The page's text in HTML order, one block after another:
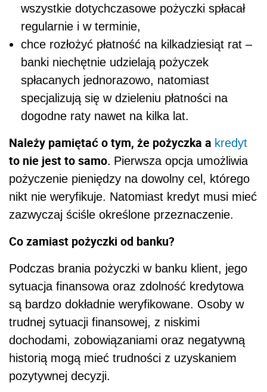
wszystkie dotychczasowe pożyczki spłacał
regularnie i w terminie,
chce rozłożyć płatność na kilkadziesiąt rat –
banki niechętnie udzielają pożyczek
spłacanych jednorazowo, natomiast
specjalizują się w dzieleniu płatności na
dogodne raty nawet na kilka lat.
Należy pamiętać o tym, że pożyczka a kredyt
to nie jest to samo. Pierwsza opcja umożliwia
pożyczenie pieniędzy na dowolny cel, którego
nikt nie weryfikuje. Natomiast kredyt musi mieć
zazwyczaj ściśle określone przeznaczenie.
Co zamiast pożyczki od banku?
Podczas brania pożyczki w banku klient, jego
sytuacja finansowa oraz zdolność kredytowa
są bardzo dokładnie weryfikowane. Osoby w
trudnej sytuacji finansowej, z niskimi
dochodami, zobowiązaniami oraz negatywną
historią mogą mieć trudności z uzyskaniem
pozytywnej decyzji.